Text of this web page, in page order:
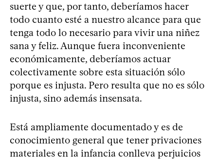
suerte y que, por tanto, deberíamos hacer
todo cuanto esté a nuestro alcance para que
tenga todo lo necesario para vivir una niñez
sana y feliz. Aunque fuera inconveniente
económicamente, deberíamos actuar
colectivamente sobre esta situación sólo
porque es injusta. Pero resulta que no es sólo
injusta, sino además insensata.
Está ampliamente documentado y es de
conocimiento general que tener privaciones
materiales en la infancia conlleva perjuicios